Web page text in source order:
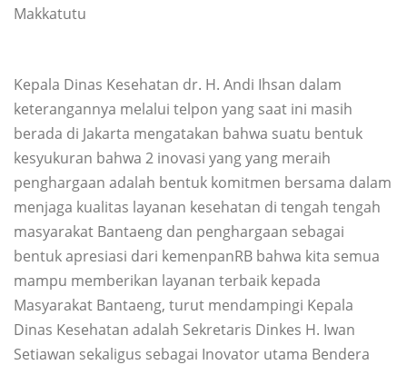
Makkatutu
Kepala Dinas Kesehatan dr. H. Andi Ihsan dalam
keterangannya melalui telpon yang saat ini masih
berada di Jakarta mengatakan bahwa suatu bentuk
kesyukuran bahwa 2 inovasi yang yang meraih
penghargaan adalah bentuk komitmen bersama dalam
menjaga kualitas layanan kesehatan di tengah tengah
masyarakat Bantaeng dan penghargaan sebagai
bentuk apresiasi dari kemenpanRB bahwa kita semua
mampu memberikan layanan terbaik kepada
Masyarakat Bantaeng, turut mendampingi Kepala
Dinas Kesehatan adalah Sekretaris Dinkes H. Iwan
Setiawan sekaligus sebagai Inovator utama Bendera